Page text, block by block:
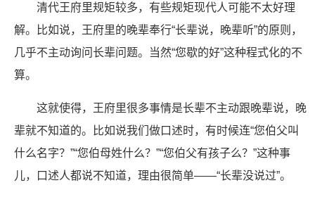
清代王府里规矩较多，有些规矩现代人可能不太好理
解。比如说，王府里的晚辈奉行“长辈说，晚辈听”的原则，
几乎不主动询问长辈问题。当然“您歇的好”这种程式化的不
算。
这就使得，王府里很多事情是长辈不主动跟晚辈说，晚
辈就不知道的。比如说我们做口述时，有时候连“您伯父叫
什么名字？”“您伯母姓什么？”“您伯父有孩子么？”这种事
儿，口述人都说不知道，理由很简单——“长辈没说过”。